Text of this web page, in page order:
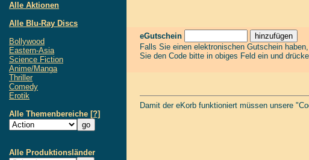
Alle Aktionen
Alle Blu-Ray Discs
Bollywood
Eastern-Asia
Science Fiction
Anime/Manga
Thriller
Comedy
Erotik
Alle Themenbereiche [?]
Alle Produktionsländer
eGutschein
Falls Sie einen elektronischen Gutschein
Sie den Code bitte in obiges Feld ein und
Damit der eKorb funktioniert müssen unsere